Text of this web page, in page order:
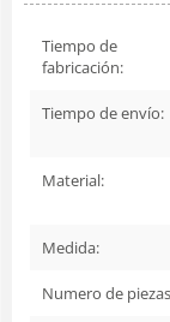
Tiempo de
fabricación:
Tiempo de envío:
Material:
Medida:
Numero de